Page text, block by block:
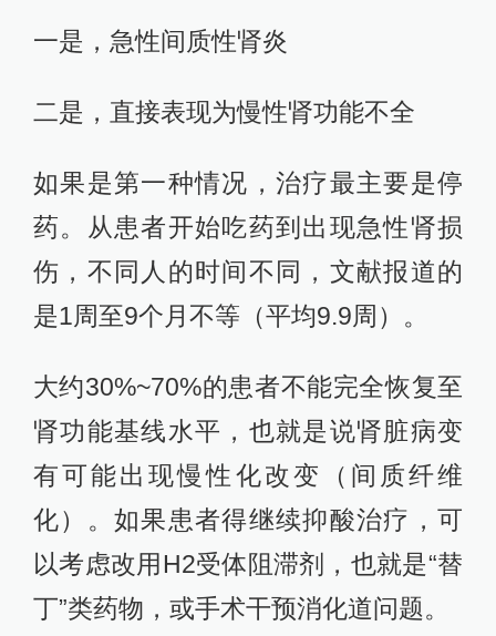
一是，急性间质性肾炎
二是，直接表现为慢性肾功能不全
如果是第一种情况，治疗最主要是停
药。从患者开始吃药到出现急性肾损
伤，不同人的时间不同，文献报道的
是1周至9个月不等（平均9.9周）。
大约30%~70%的患者不能完全恢复至
肾功能基线水平，也就是说肾脏病变
有可能出现慢性化改变（间质纤维
化）。如果患者得继续抑酸治疗，可
以考虑改用H2受体阻滞剂，也就是“替
丁”类药物，或手术干预消化道问题。